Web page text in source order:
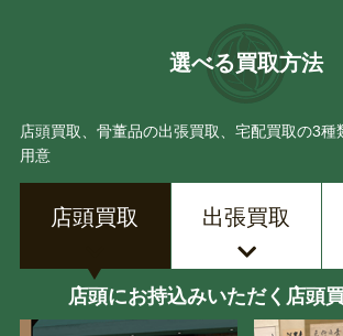
選べる買取方法
店頭買取、骨董品の出張買取、宅配買取の3種
用意
店頭買取 出張買取
店頭にお持込みいただく店頭